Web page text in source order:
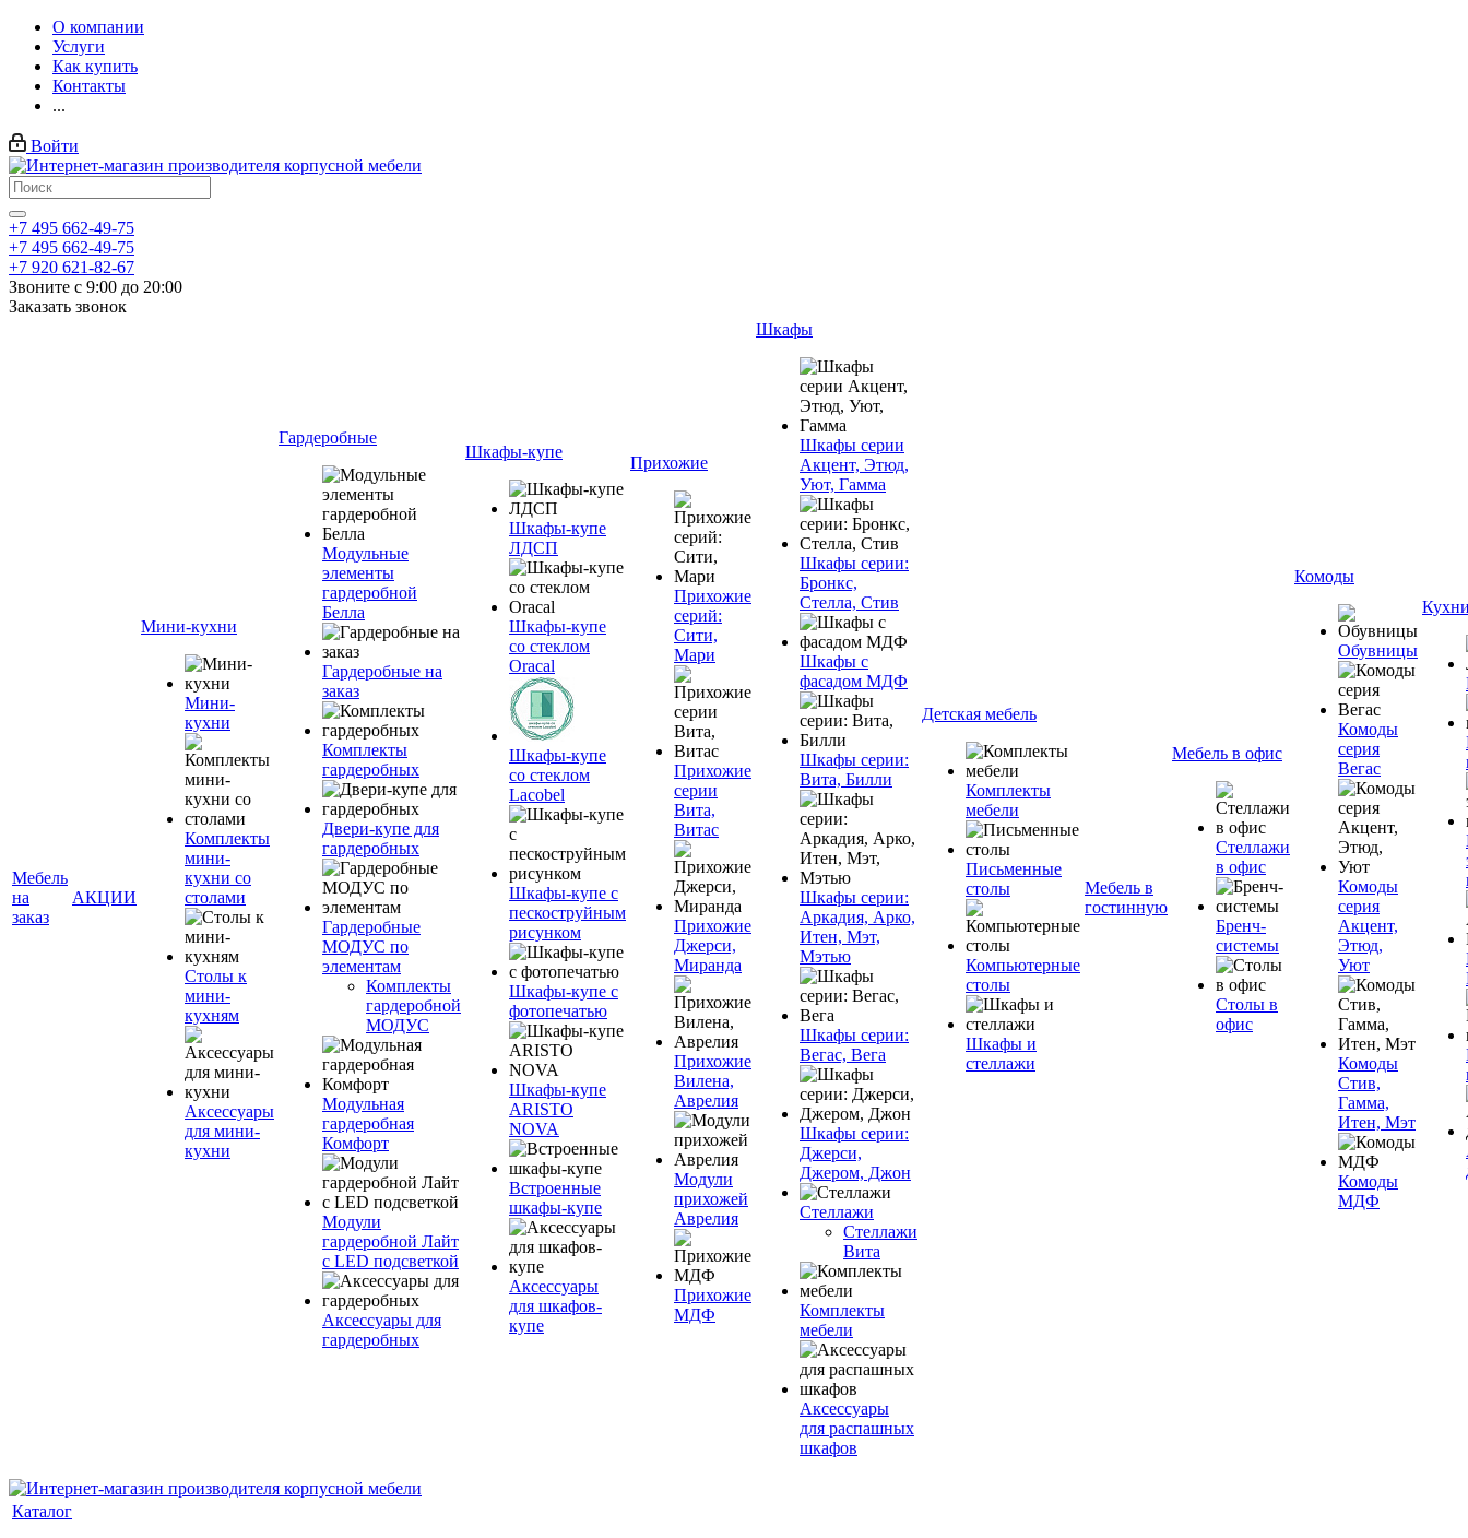
О компании
Услуги
Как купить
Контакты
...
Войти
+7 495 662-49-75
+7 495 662-49-75
+7 920 621-82-67
Звоните с 9:00 до 20:00
Заказать звонок
Мебель
на
заказ
АКЦИИ
Мини-кухни
Мини-
кухни
Комплекты
мини-
кухни со
столами
Столы к
мини-
кухням
Аксессуары
для мини-
кухни
Гардеробные
Модульные
элементы
гардеробной
Белла
Гардеробные на
заказ
Комплекты
гардеробных
Двери-купе для
гардеробных
Гардеробные
МОДУС по
элементам
Комплекты
гардеробной
МОДУС
Модульная
гардеробная
Комфорт
Модули
гардеробной Лайт
с LED подсветкой
Аксессуары для
гардеробных
Шкафы-купе
Шкафы-купе
ЛДСП
Шкафы-купе
со стеклом
Oracal
Шкафы-купе
со стеклом
Lacobel
Шкафы-купе с
пескоструйным
рисунком
Шкафы-купе с
фотопечатью
Шкафы-купе
ARISTO
NOVA
Встроенные
шкафы-купе
Аксессуары
для шкафов-
купе
Прихожие
Прихожие
серий:
Сити,
Мари
Прихожие
серии
Вита,
Витас
Прихожие
Джерси,
Миранда
Прихожие
Вилена,
Аврелия
Модули
прихожей
Аврелия
Прихожие
МДФ
Шкафы
Шкафы серии
Акцент, Этюд,
Уют, Гамма
Шкафы серии:
Бронкс,
Стелла, Стив
Шкафы с
фасадом МДФ
Шкафы серии:
Вита, Билли
Шкафы серии:
Аркадия, Арко,
Итен, Мэт,
Мэтью
Шкафы серии:
Вегас, Вега
Шкафы серии:
Джерси,
Джером, Джон
Стеллажи
Стеллажи
Вита
Комплекты
мебели
Аксессуары
для распашных
шкафов
Детская мебель
Комплекты
мебели
Письменные
столы
Компьютерные
столы
Шкафы и
стеллажи
Мебель в
гостинную
Мебель в офис
Стеллажи
в офис
Бренч-
системы
Столы в
офис
Комоды
Обувницы
Комоды
серия
Вегас
Комоды
серия
Акцент,
Этюд,
Уют
Комоды
Стив,
Гамма,
Итен, Мэт
Комоды
МДФ
Каталог